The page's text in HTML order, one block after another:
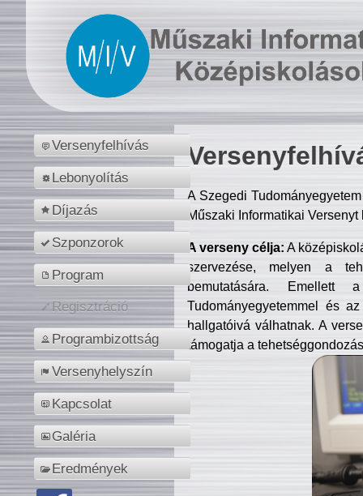
Versenyfelhívás
Lebonyolítás
Díjazás
Szponzorok
Program
Regisztráció
Programbizottság
Versenyhelyszín
Kapcsolat
Galéria
Eredmények
A Szegedi
Műszaki Informatikai
A verseny célja: A
szervezése, melyen a
bemutatására. Emellett
Tudományegyetemmel és
hallgatóivá válhatnak. A
támogatja a